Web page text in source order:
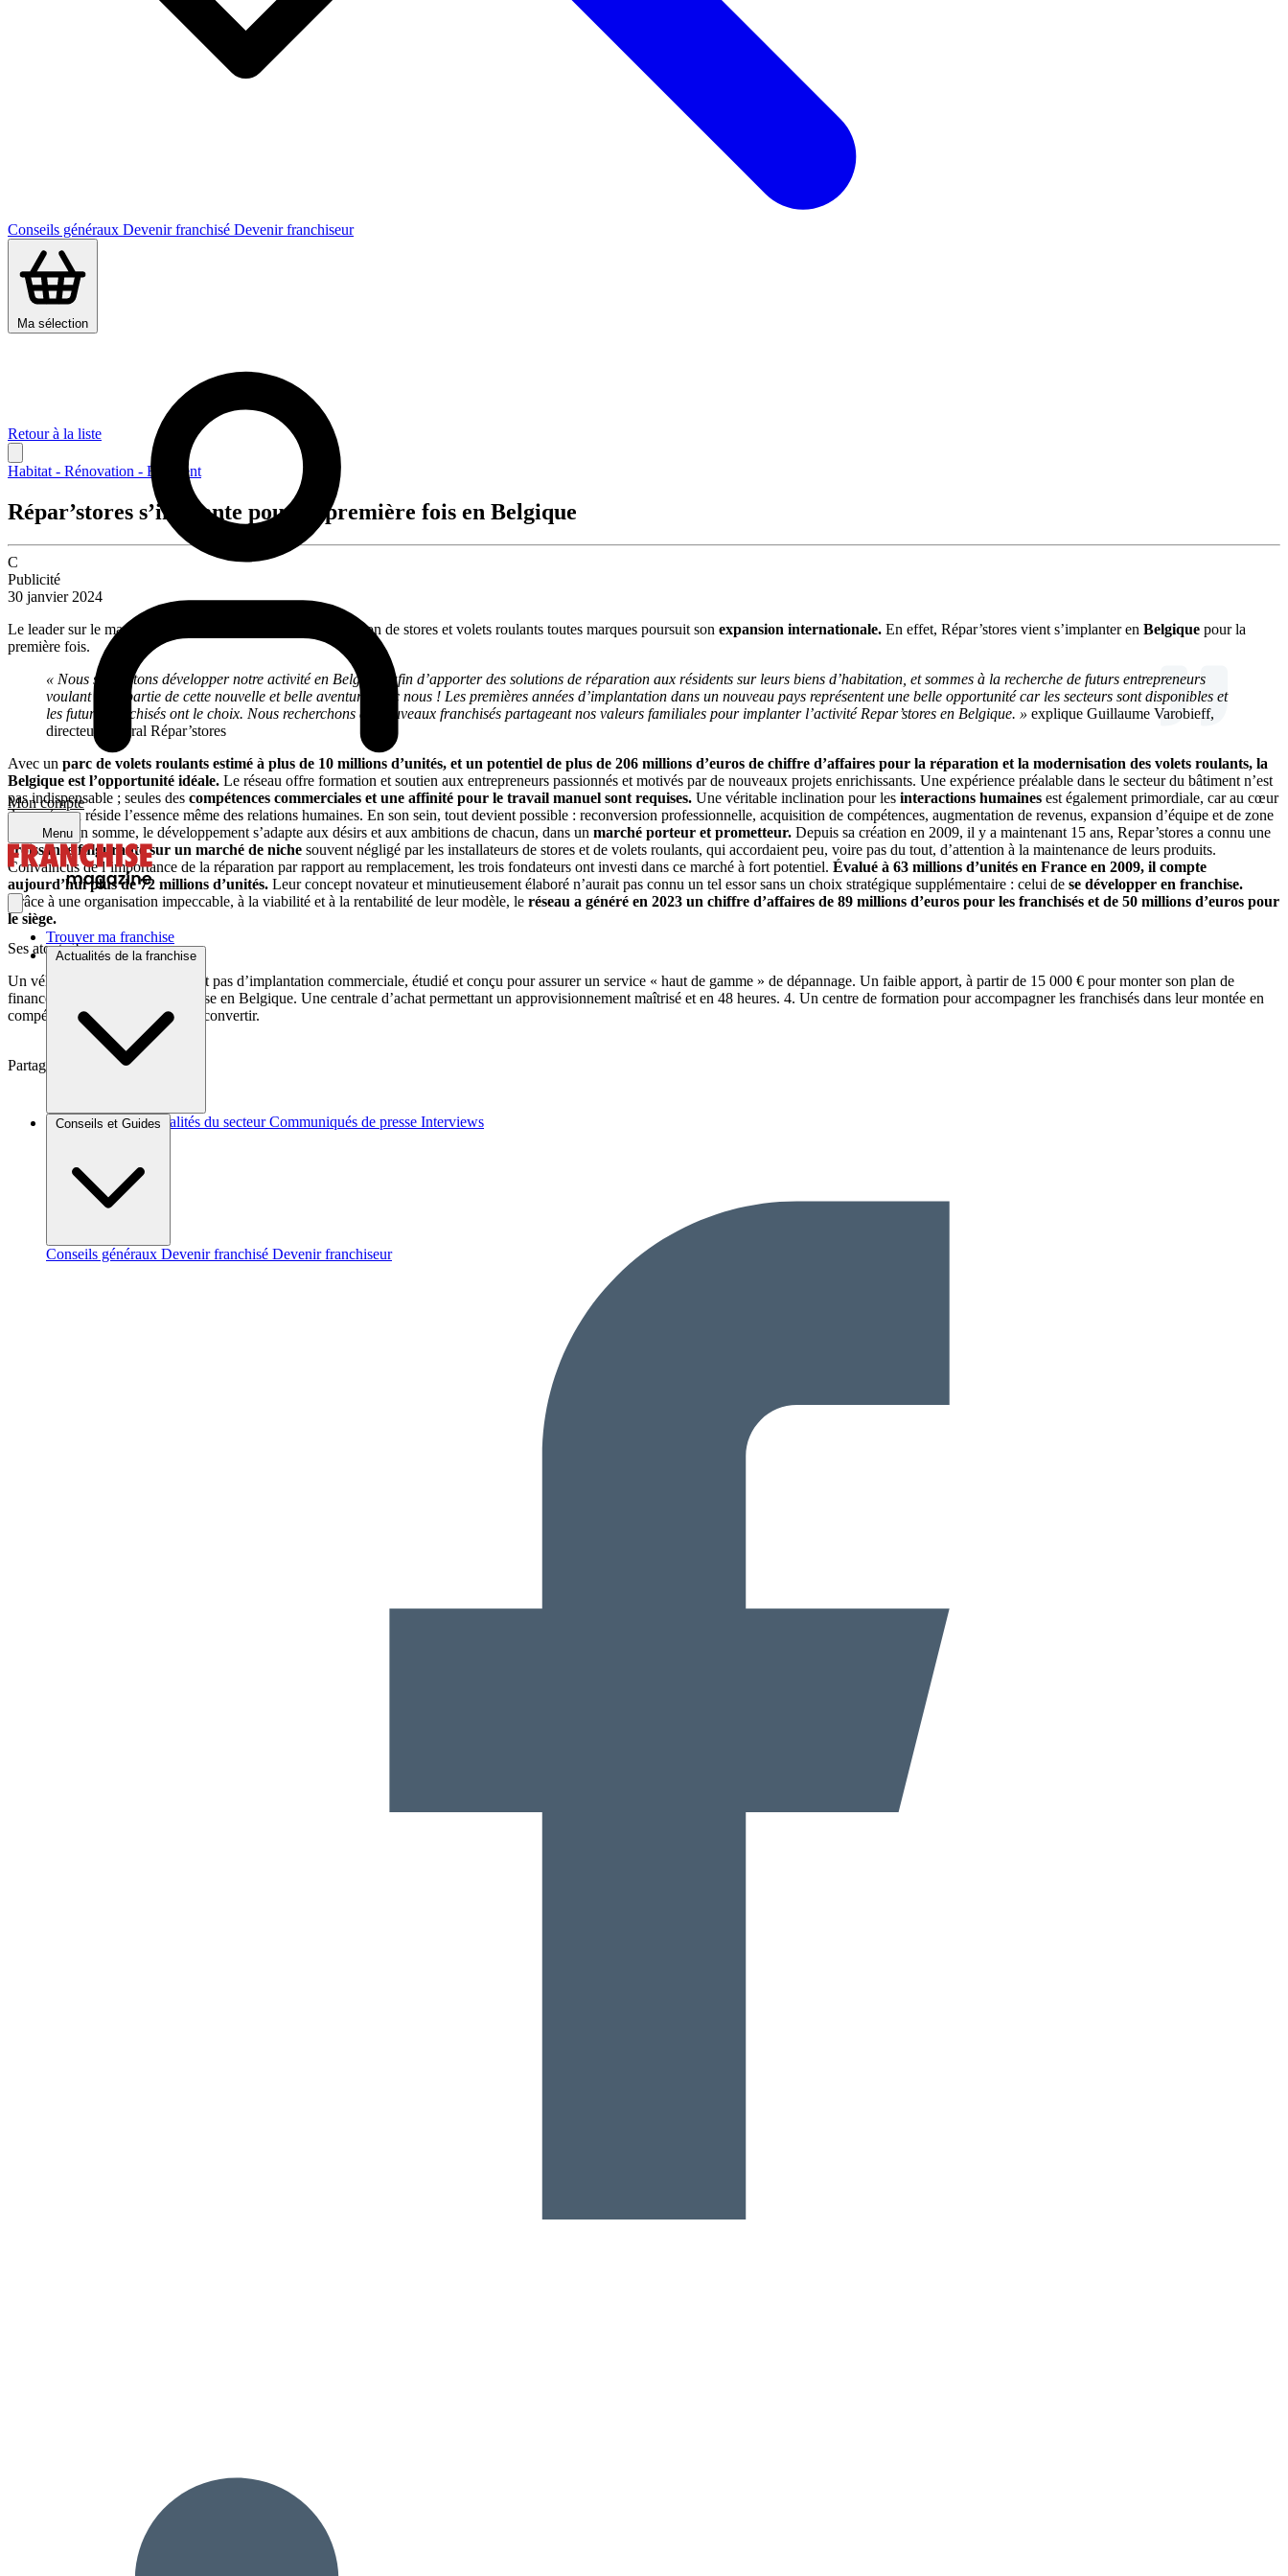
Conseils généraux Devenir franchisé Devenir franchiseur
Ma sélection
Mon compte
Menu
Trouver ma franchise
Actualités de la franchise
Brèves et actus Actualités du secteur Communiqués de presse Interviews
Conseils et Guides
Conseils généraux Devenir franchisé Devenir franchiseur
Retour à la liste
Habitat - Rénovation - Bâtiment
Répar’stores s’implante pour la première fois en Belgique
C
Publicité
30 janvier 2024
Le leader sur le marché de la réparation et de la modernisation de stores et volets roulants toutes marques poursuit son expansion internationale. En effet, Répar’stores vient s’implanter en Belgique pour la
première fois.
« Nous souhaitons développer notre activité en Belgique afin d’apporter des solutions de réparation aux résidents sur leurs biens d’habitation, et sommes à la recherche de futurs entrepreneurs
voulant faire partie de cette nouvelle et belle aventure avec nous ! Les premières années d’implantation dans un nouveau pays représentent une belle opportunité car les secteurs sont disponibles et
les futurs franchisés ont le choix. Nous recherchons de nouveaux franchisés partageant nos valeurs familiales pour implanter l’activité Repar’stores en Belgique. » explique Guillaume Varobieff,
directeur général Répar’stores
Avec un parc de volets roulants estimé à plus de 10 millions d’unités, et un potentiel de plus de 206 millions d’euros de chiffre d’affaires pour la réparation et la modernisation des volets roulants, la
Belgique est l’opportunité idéale. Le réseau offre formation et soutien aux entrepreneurs passionnés et motivés par de nouveaux projets enrichissants. Une expérience préalable dans le secteur du bâtiment n’est
pas indispensable ; seules des compétences commerciales et une affinité pour le travail manuel sont requises. Une véritable inclination pour les interactions humaines est également primordiale, car au cœur
de ce réseau réside l’essence même des relations humaines. En son sein, tout devient possible : reconversion professionnelle, acquisition de compétences, augmentation de revenus, expansion d’équipe et de zone
d’activité. En somme, le développement s’adapte aux désirs et aux ambitions de chacun, dans un marché porteur et prometteur. Depuis sa création en 2009, il y a maintenant 15 ans, Repar’stores a connu une
croissance fulgurante sur un marché de niche souvent négligé par les installateurs de stores et de volets roulants, qui accordaient peu, voire pas du tout, d’attention à la maintenance de leurs produits.
Convaincus de l’importance de la réparation par rapport au remplacement, les trois fondateurs ont investi dans ce marché à fort potentiel. Évalué à 63 millions d’unités en France en 2009, il compte
aujourd’hui plus de 72 millions d’unités. Leur concept novateur et minutieusement élaboré n’aurait pas connu un tel essor sans un choix stratégique supplémentaire : celui de se développer en franchise.
Grâce à une organisation impeccable, à la viabilité et à la rentabilité de leur modèle, le réseau a généré en 2023 un chiffre d’affaires de 89 millions d’euros pour les franchisés et de 50 millions d’euros pour
le siège.
Ses atouts ?
Un véhicule atelier ne nécessitant pas d’implantation commerciale, étudié et conçu pour assurer un service « haut de gamme » de dépannage. Un faible apport, à partir de 15 000 € pour monter son plan de
financement et créer son entreprise en Belgique. Une centrale d’achat permettant un approvisionnement maîtrisé et en 48 heures. 4. Un centre de formation pour accompagner les franchisés dans leur montée en
compétence et/ou même de se reconvertir.
Partager sur :